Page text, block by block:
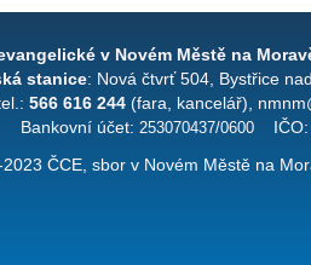
v Novém Městě na
stanice: Nová čtvrť 504, Bystřice
566 616 244(fara, kancelář),
Bankovní účet: 253070437/0600 IČO:
ČCE, sbor v Novém Městě na